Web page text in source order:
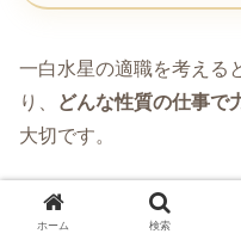
一白水星の適職を考える
り、
どんな性質の仕事で
大切です。
一白水星は、水のように
ホーム 検索